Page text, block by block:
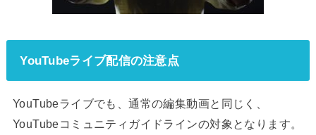
YouTubeライブ配信の注意点
YouTubeライブでも、通常の編集動画と同じく、
YouTubeコミュニティガイドラインの対象となります。